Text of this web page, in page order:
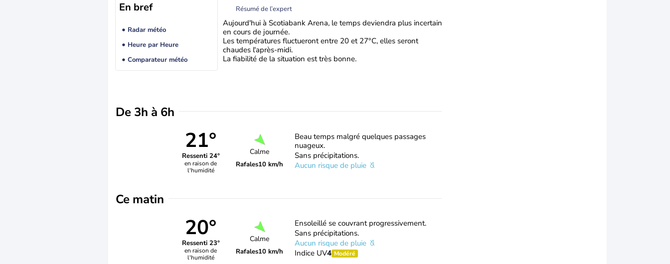
En bref
Radar météo
Heure par Heure
Comparateur météo
Résumé de l’expert
Aujourd'hui à Scotiabank Arena, le temps deviendra plus incertain
en cours de journée.
Les températures fluctueront entre 20 et 27°C, elles seront
chaudes l'après-midi.
La fiabilité de la situation est très bonne.
De 3h à 6h
21°
Ressenti 24°
en raison de
l'humidité
Calme
Rafales10 km/h
Beau temps malgré quelques passages
nuageux.
Sans précipitations.
Aucun risque de pluie
Ce matin
20°
Ressenti 23°
en raison de
l'humidité
Calme
Rafales10 km/h
Ensoleillé se couvrant progressivement.
Sans précipitations.
Aucun risque de pluie
Indice UV4 Modéré